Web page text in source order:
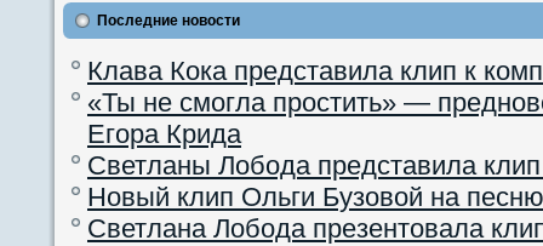
Последние новости
Клава Кока представила клип к
«Ты не смогла простить» —
Егора Крида
Светланы Лобода представила
Новый клип Ольги Бузовой на
Светлана Лобода презентовала